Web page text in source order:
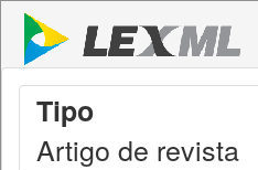
Tipo
Artigo de revista